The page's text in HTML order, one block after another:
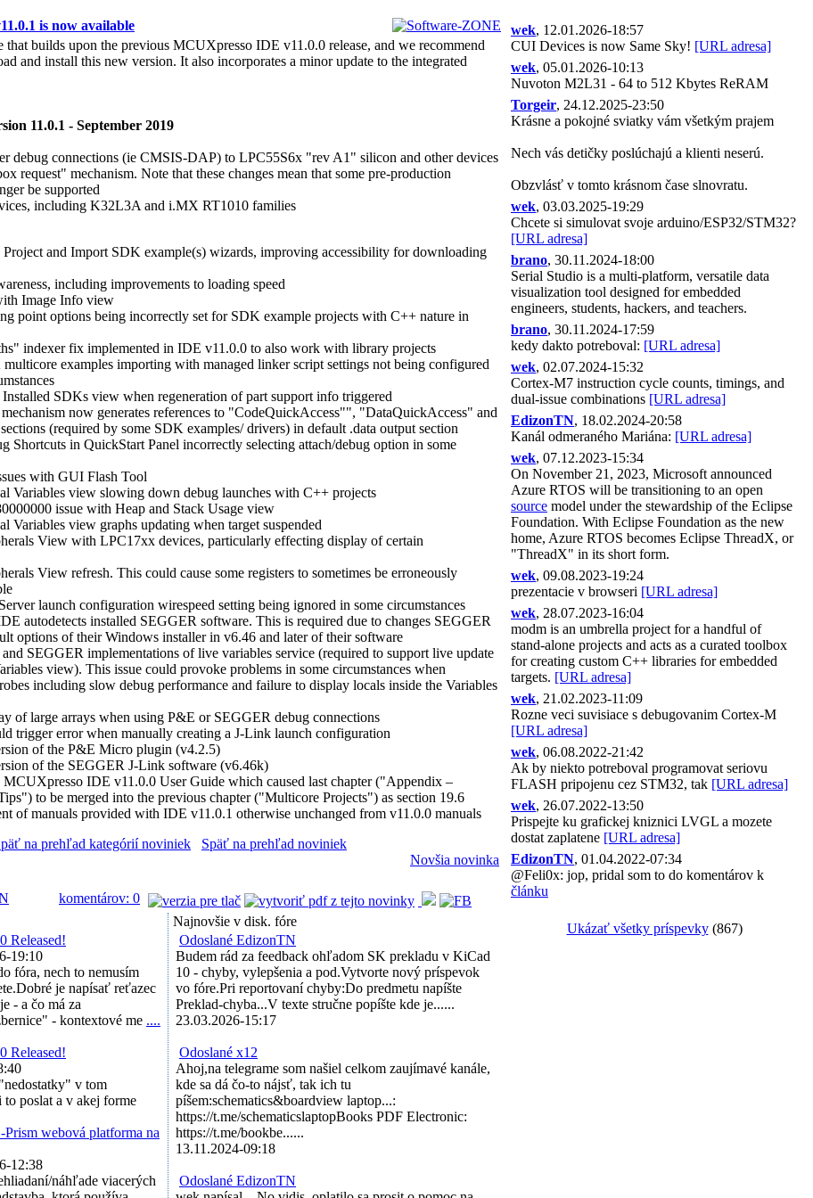
is now available
that builds upon the previous MCUXpresso IDE v11.0.0 release, and we recommend
and install this new version. It also incorporates a minor update to the integrated
11.0.1 - September 2019
debug connections (ie CMSIS-DAP) to LPC55S6x "rev A1" silicon and other devices
request" mechanism. Note that these changes mean that some pre-production
be supported
including K32L3A and i.MX RT1010 families
and Import SDK example(s) wizards, improving accessibility for downloading
including improvements to loading speed
Image Info view
point options being incorrectly set for SDK example projects with C++ nature in
indexer fix implemented in IDE v11.0.0 to also work with library projects
examples importing with managed linker script settings not being configured
SDKs view when regeneration of part support info triggered
now generates references to "CodeQuickAccess"", "DataQuickAccess" and
(required by some SDK examples/ drivers) in default .data output section
Shortcuts in QuickStart Panel incorrectly selecting attach/debug option in some
with GUI Flash Tool
Variables view slowing down debug launches with C++ projects
issue with Heap and Stack Usage view
Variables view graphs updating when target suspended
View with LPC17xx devices, particularly effecting display of certain
View refresh. This could cause some registers to sometimes be erroneously
launch configuration wirespeed setting being ignored in some circumstances
autodetects installed SEGGER software. This is required due to changes SEGGER
options of their Windows installer in v6.46 and later of their software
SEGGER implementations of live variables service (required to support live update
view). This issue could provoke problems in some circumstances when
including slow debug performance and failure to display locals inside the Variables
of large arrays when using P&E or SEGGER debug connections
trigger error when manually creating a J-Link launch configuration
of the P&E Micro plugin (v4.2.5)
of the SEGGER J-Link software (v6.46k)
IDE v11.0.0 User Guide which caused last chapter ("Appendix –
to be merged into the previous chapter ("Multicore Projects") as section 19.6
of manuals provided with IDE v11.0.1 otherwise unchanged from v11.0.0 manuals
na prehľad kategórií noviniek
Späť na prehľad noviniek
Novšia novinka
komentárov: 0
Released!
19:10
fóra, nech to nemusím
je napísať reťazec
- a čo má za
- kontextové me ....
Released!
v tom
poslat a v akej forme
webová platforma na
12:38
náhľade viacerých
Najnovšie v disk. fóre
Odoslané EdizonTN
Budem rád za feedback ohľadom SK prekladu v KiCad
10 - chyby, vylepšenia a pod.Vytvorte nový príspevok
vo fóre.Pri reportovaní chyby:Do predmetu napíšte
Preklad-chyba...V texte stručne popíšte kde je......
23.03.2026-15:17
Odoslané x12
Ahoj,na telegrame som našiel celkom zaujímavé kanále,
kde sa dá čo-to nájsť, tak ich tu
píšem:schematics&boardview laptop...:
https://t.me/schematicslaptopBooks PDF Electronic:
https://t.me/bookbe......
13.11.2024-09:18
Odoslané EdizonTN
wek, 12.01.2026-18:57
CUI Devices is now Same Sky! [URL adresa]
wek, 05.01.2026-10:13
Nuvoton M2L31 - 64 to 512 Kbytes ReRAM
Torgeir, 24.12.2025-23:50
Krásne a pokojné sviatky vám všetkým prajem
Nech vás detičky poslúchajú a klienti neserú.
Obzvlásť v tomto krásnom čase slnovratu.
wek, 03.03.2025-19:29
Chcete si simulovat svoje arduino/ESP32/STM32?
[URL adresa]
brano, 30.11.2024-18:00
Serial Studio is a multi-platform, versatile data
visualization tool designed for embedded
engineers, students, hackers, and teachers.
brano, 30.11.2024-17:59
kedy dakto potreboval: [URL adresa]
wek, 02.07.2024-15:32
Cortex-M7 instruction cycle counts, timings, and
dual-issue combinations [URL adresa]
EdizonTN, 18.02.2024-20:58
Kanál odmeraného Mariána: [URL adresa]
wek, 07.12.2023-15:34
On November 21, 2023, Microsoft announced
Azure RTOS will be transitioning to an open
source model under the stewardship of the Eclipse
Foundation. With Eclipse Foundation as the new
home, Azure RTOS becomes Eclipse ThreadX, or
"ThreadX" in its short form.
wek, 09.08.2023-19:24
prezentacie v browseri [URL adresa]
wek, 28.07.2023-16:04
modm is an umbrella project for a handful of
stand-alone projects and acts as a curated toolbox
for creating custom C++ libraries for embedded
targets. [URL adresa]
wek, 21.02.2023-11:09
Rozne veci suvisiace s debugovanim Cortex-M
[URL adresa]
wek, 06.08.2022-21:42
Ak by niekto potreboval programovat seriovu
FLASH pripojenu cez STM32, tak [URL adresa]
wek, 26.07.2022-13:50
Prispejte ku grafickej kniznici LVGL a mozete
dostat zaplatene [URL adresa]
EdizonTN, 01.04.2022-07:34
@Feli0x: jop, pridal som to do komentárov k
článku
Ukázať všetky príspevky(867)